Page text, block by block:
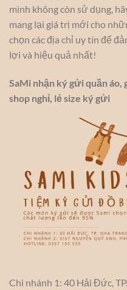
mình không còn sử dụng,
mang lại giá trị mới cho
chọn các địa chỉ uy tín để
lợi và hiệu quả nhất!
SaMi nhận ký gửi quần áo,
shop nghỉ, lẻ size ký gửi
Chi nhánh 1: 40 Hải Đức,